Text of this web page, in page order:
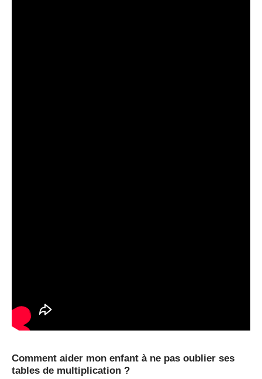
Comment aider mon enfant à ne pas oublier ses
tables de multiplication ?